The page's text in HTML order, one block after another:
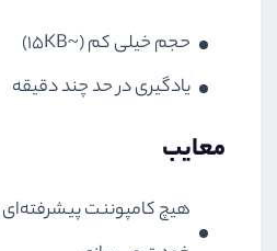
حجم خیلی کم (~۱۵KB)
یادگیری در حد چند دقیقه
معایب
هیچ کامپوننت پیشرفته‌ای